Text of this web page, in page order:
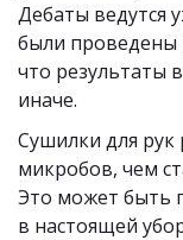
Дебаты ведутся
были проведены
что результаты
иначе.
Сушилки для рук
микробов, чем
Это может быть
в настоящей